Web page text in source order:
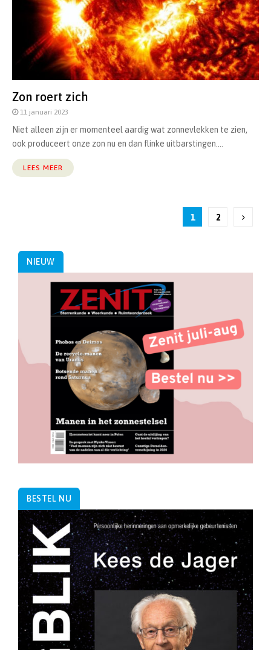
Zon roert zich
11 januari 2023
Niet alleen zijn er momenteel aardig wat zonnevlekken te zien,
ook produceert onze zon nu en dan flinke uitbarstingen....
LEES MEER
1 2
NIEUW
BESTEL NU